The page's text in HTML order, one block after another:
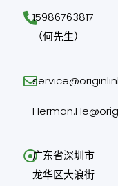
15986763817
（何先生）
广东省深圳市
龙华区大浪街